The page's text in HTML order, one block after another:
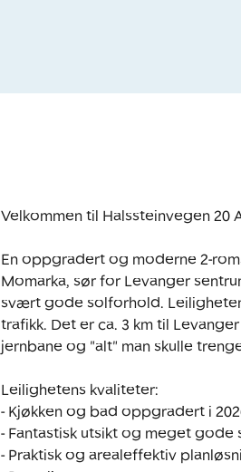
Velkommen til Halssteinvegen 20
En oppgradert og moderne 2-
Momarka, sør for Levanger
svært gode solforhold.
trafikk. Det er ca. 3 km til
jernbane og "alt" man skulle
Leilighetens kvaliteter:
- Kjøkken og bad oppgradert i
- Fantastisk utsikt og meget gode
- Praktisk og arealeffektiv